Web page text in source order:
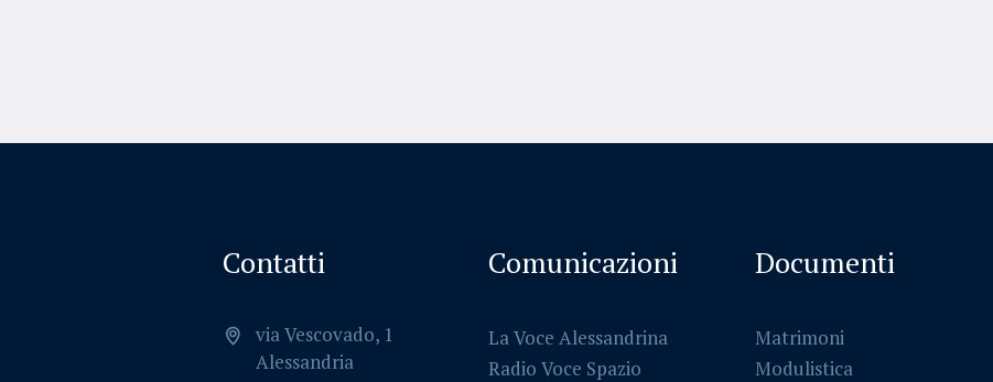
Contatti
via Vescovado, 1
Alessandria
Comunicazioni
La Voce Alessandrina
Radio Voce Spazio
Documenti
Matrimoni
Modulistica